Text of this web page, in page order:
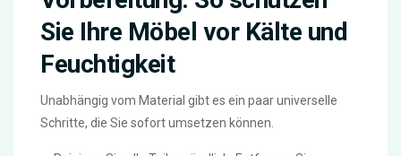
Sie Ihre Möbel vor Kälte und
Feuchtigkeit
Unabhängig vom Material gibt es ein paar universelle
Schritte, die Sie sofort umsetzen können.